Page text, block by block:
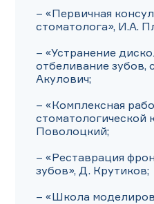
– «Первичная
стоматолога», И.А.
– «Устранение
отбеливание зубов,
Акулович;
– «Комплексная
стоматологической
Поволоцкий;
– «Реставрация
зубов», Д. Крутиков;
– «Школа